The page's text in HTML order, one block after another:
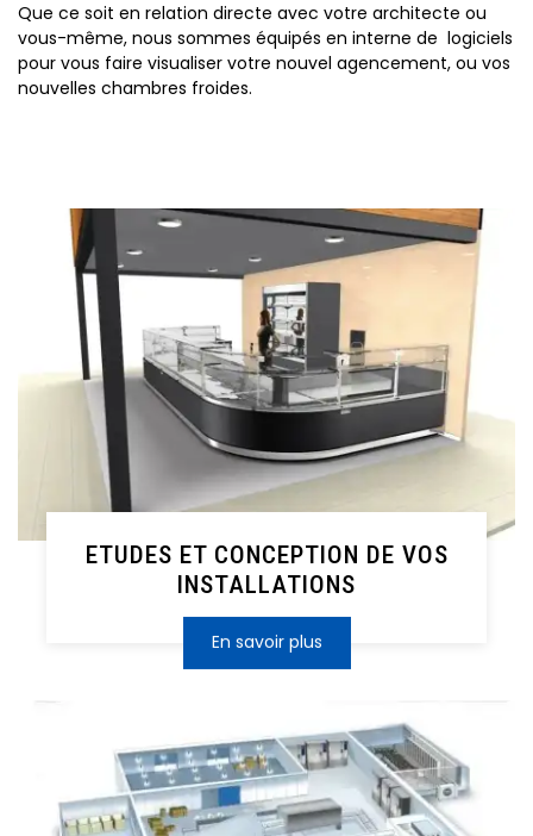
Que ce soit en relation directe avec votre architecte ou
vous-même, nous sommes équipés en interne de logiciels
pour vous faire visualiser votre nouvel agencement, ou vos
nouvelles chambres froides.
ETUDES ET CONCEPTION DE VOS
INSTALLATIONS
En savoir plus